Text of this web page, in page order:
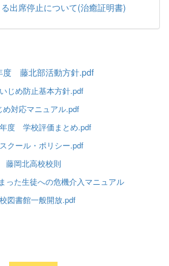
出席停止について(治癒証明書)
度 藤北部活動方針.pdf
じめ防止基本方針.pdf
め対応マニュアル.pdf
度 学校評価まとめ.pdf
クール・ポリシー.pdf
藤岡北高校校則
った生徒への危機介入マニュアル
図書館一般開放.pdf